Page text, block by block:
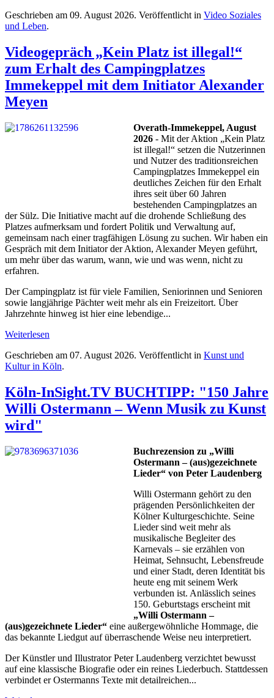
Geschrieben am 09. August 2026. Veröffentlicht in Video Soziales
und Leben.
Videogepräch „Kein Platz ist illegal!“
zum Erhalt des Campingplatzes
Immekeppel mit dem Initiator Alexander
Meyen
Overath-Immekeppel, August
2026 - Mit der Aktion „Kein Platz
ist illegal!“ setzen die Nutzerinnen
und Nutzer des traditionsreichen
Campingplatzes Immekeppel ein
deutliches Zeichen für den Erhalt
ihres seit über 60 Jahren
bestehenden Campingplatzes an
der Sülz. Die Initiative macht auf die drohende Schließung des
Platzes aufmerksam und fordert Politik und Verwaltung auf,
gemeinsam nach einer tragfähigen Lösung zu suchen. Wir haben ein
Gespräch mit dem Initiator der Aktion, Alexander Meyen geführt,
um mehr über das warum, wann, wie und was wenn, nicht zu
erfahren.
Der Campingplatz ist für viele Familien, Seniorinnen und Senioren
sowie langjährige Pächter weit mehr als ein Freizeitort. Über
Jahrzehnte hinweg ist hier eine lebendige...
Weiterlesen
Geschrieben am 07. August 2026. Veröffentlicht in Kunst und
Kultur in Köln.
Köln-InSight.TV BUCHTIPP: "150 Jahre
Willi Ostermann – Wenn Musik zu Kunst
wird"
Buchrezension zu „Willi
Ostermann – (aus)gezeichnete
Lieder“ von Peter Laudenberg
Willi Ostermann gehört zu den
prägenden Persönlichkeiten der
Kölner Kulturgeschichte. Seine
Lieder sind weit mehr als
musikalische Begleiter des
Karnevals – sie erzählen von
Heimat, Sehnsucht, Lebensfreude
und einer Stadt, deren Identität bis
heute eng mit seinem Werk
verbunden ist. Anlässlich seines
150. Geburtstags erscheint mit
„Willi Ostermann –
(aus)gezeichnete Lieder“ eine außergewöhnliche Hommage, die
das bekannte Liedgut auf überraschende Weise neu interpretiert.
Der Künstler und Illustrator Peter Laudenberg verzichtet bewusst
auf eine klassische Biografie oder ein reines Liederbuch. Stattdessen
verbindet er Ostermanns Texte mit detailreichen...